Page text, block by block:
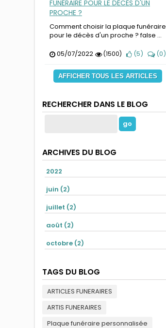
FUNÉRAIRE POUR LE DÉCÈS D'UN
PROCHE ?
Comment choisir la plaque funéraire
pour le décès d'un proche ? false ...
05/07/2022
(1500) (5) (0)
AFFICHER TOUS LES ARTICLES
RECHERCHER DANS LE BLOG
ARCHIVES DU BLOG
2022
juin (2)
juillet (2)
août (2)
octobre (2)
TAGS DU BLOG
ARTICLES FUNERAIRES
ARTIS FUNERAIRES
Plaque funéraire personnalisée